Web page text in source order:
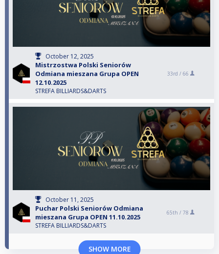
October 12, 2025
Mistrzostwa Polski Seniorów
Odmiana mieszana Grupa OPEN
12.10.2025
STREFA BILLIARDS&DARTS
33rd / 66
October 11, 2025
Puchar Polski Seniorów Odmiana
mieszana Grupa OPEN 11.10.2025
STREFA BILLIARDS&DARTS
65th / 78
SHOW MORE